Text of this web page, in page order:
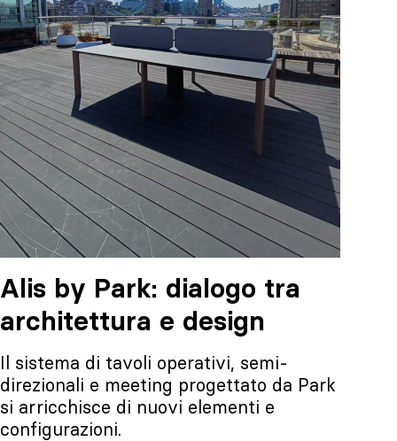
Alis by Park: dialogo tra
architettura e design
Il sistema di tavoli operativi, semi-
direzionali e meeting progettato da Park
si arricchisce di nuovi elementi e
configurazioni.